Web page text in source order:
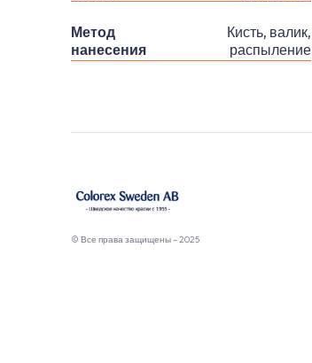
Метод
нанесения
Кисть, валик,
распыление
© Все права защищены – 2025